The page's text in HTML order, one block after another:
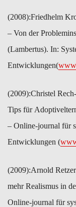
(2008):​Friedhelm
– Von der
(Lambertus). In:
Entwicklungen​(
(2009):​Christel
Tips für
– Online-journal für
Entwicklungen (
(2009):​Arnold
mehr ​Realismus in
Online-​journal für